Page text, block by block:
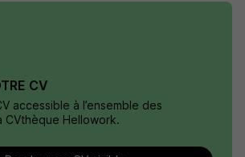
CV
accessible à l’ensemble des
CVthèque Hellowork.